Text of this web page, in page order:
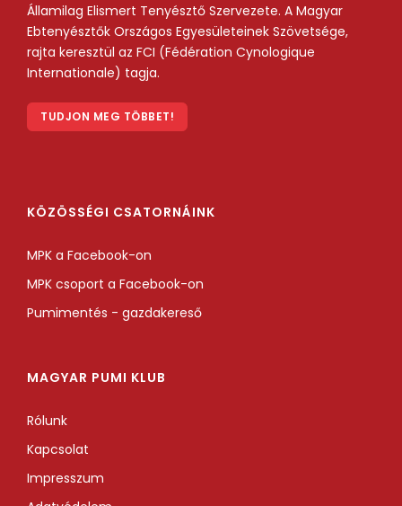
Államilag Elismert Tenyésztő Szervezete. A Magyar
Ebtenyésztők Országos Egyesületeinek Szövetsége,
rajta keresztül az FCI (Fédération Cynologique
Internationale) tagja.
TUDJON MEG TÖBBET!
KÖZÖSSÉGI CSATORNÁINK
MPK a Facebook-on
MPK csoport a Facebook-on
Pumimentés - gazdakereső
MAGYAR PUMI KLUB
Rólunk
Kapcsolat
Impresszum